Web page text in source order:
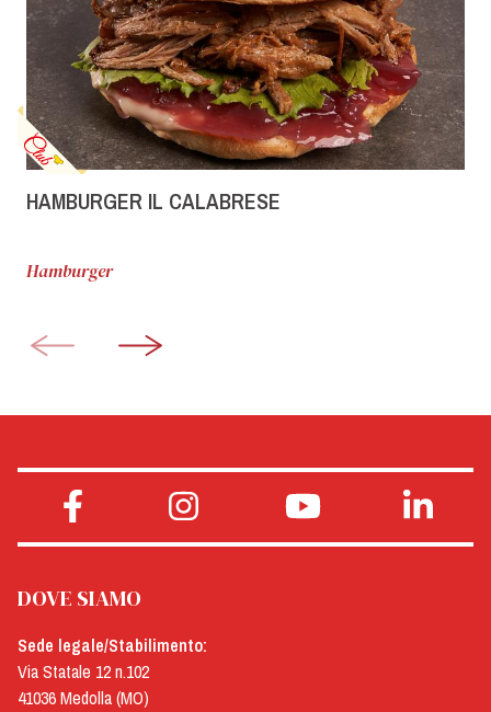
HAMBURGER IL CALABRESE
Hamburger
DOVE SIAMO
Sede legale/Stabilimento:
Via Statale 12 n.102
41036 Medolla (MO)